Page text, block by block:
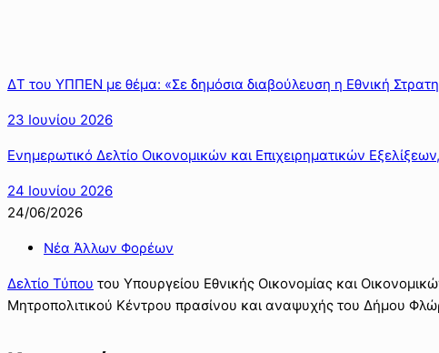
ΔΤ του ΥΠΠΕΝ με θέμα: «Σε δημόσια διαβούλευση η Εθνική
23 Ιουνίου 2026
Ενημερωτικό Δελτίο Οικονομικών και Επιχειρηματικών
24 Ιουνίου 2026
24/06/2026
Νέα Άλλων Φορέων
Δελτίο Τύπου του Υπουργείου Εθνικής Οικονομίας και
Μητροπολιτικού Κέντρου πρασίνου και αναψυχής του Δήμου